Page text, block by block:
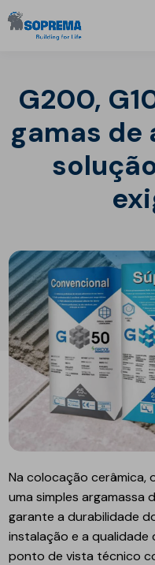
G200, G100 e G50: três
gamas de
Na colocação cerâmica,
uma simples argamassa
garante a durabilidade
instalação e a
ponto de vista técnico